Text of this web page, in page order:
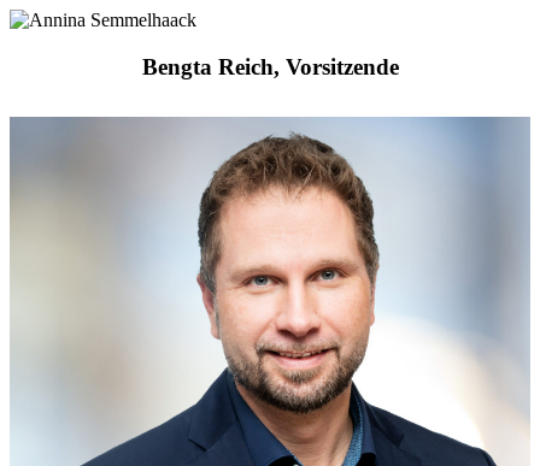
Bengta Reich, Vorsitzende